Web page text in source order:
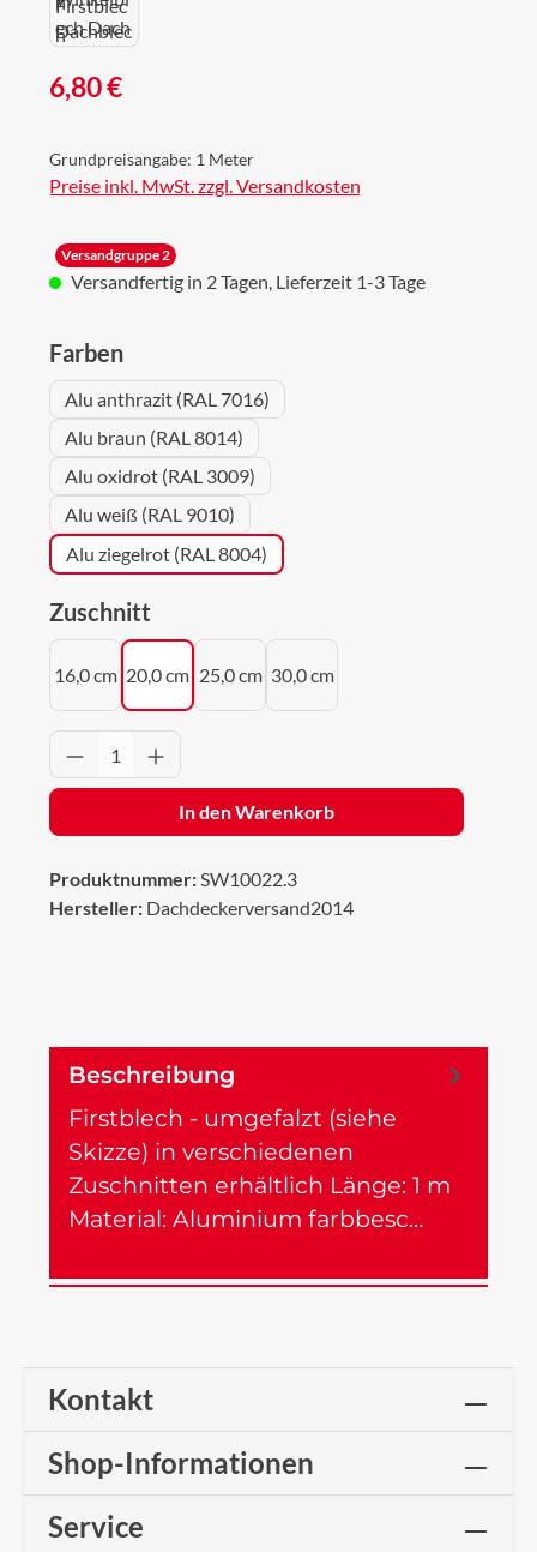
Regulärer Preis:
6,80 €
Grundpreisangabe: 1 Meter
Preise inkl. MwSt. zzgl. Versandkosten
Versandgruppe 2
Versandfertig in 2 Tagen, Lieferzeit 1-3 Tage
Farbenauswählen
Alu anthrazit (RAL 7016)
Alu braun (RAL 8014)
Alu oxidrot (RAL 3009)
Alu weiß (RAL 9010)
Alu ziegelrot (RAL 8004)
Zuschnitt
16,0 cm 20,0 cm 25,0 cm 30,0 cm
Produkt Anzahl: Gib den gewünschten
In den Warenkorb
Produktnummer:SW10022.3
Hersteller: Dachdeckerversand2014
Beschreibung
Firstblech - umgefalzt (siehe
Skizze) in verschiedenen
Zuschnitten erhältlich Länge: 1 m
Material: Aluminium farbbesc…
Kontakt
Shop-Informationen
Service